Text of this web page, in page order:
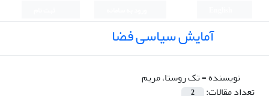
آمایش سیاسی فضا
نویسنده =تک روستا، مریم
تعداد مقالات:
2